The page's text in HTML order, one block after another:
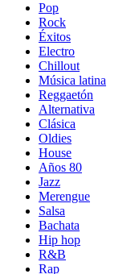
Pop
Rock
Éxitos
Electro
Chillout
Música latina
Reggaetón
Alternativa
Clásica
Oldies
House
Años 80
Jazz
Merengue
Salsa
Bachata
Hip hop
R&B
Rap